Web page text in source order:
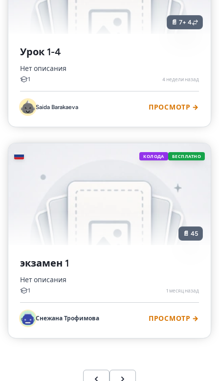
📄 7+ 4
Урок 1-4
Нет описания
1 4 недели назад
Saida Barakaeva ПРОСМОТР →
🇷🇺 КОЛОДА БЕСПЛАТНО
📄 45
экзамен 1
Нет описания
1 1 месяц назад
Снежана Трофимова ПРОСМОТР →